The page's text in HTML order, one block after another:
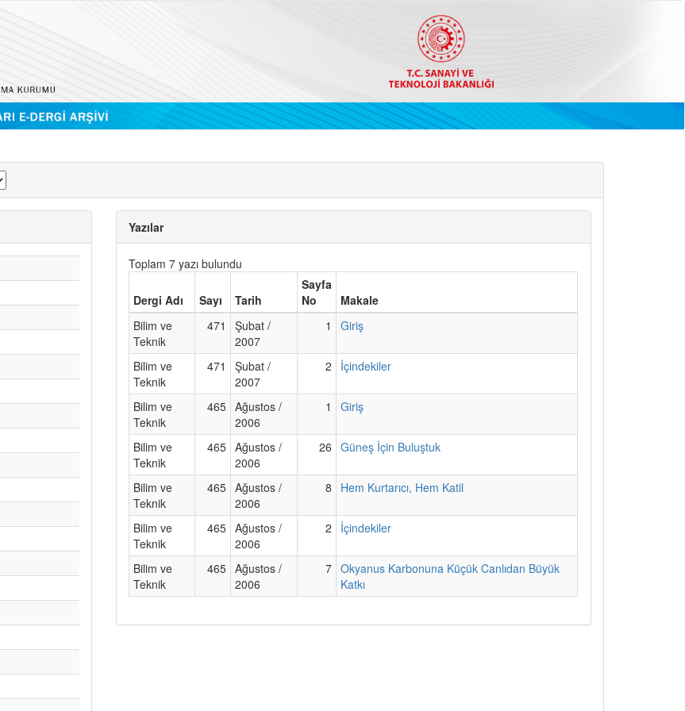
Yazılar
Toplam 7 yazı bulundu
Dergi Adı Sayı Tarih
Sayfa
No
Makale
Bilim ve
Teknik
471
Şubat /
2007
1 Giriş
Bilim ve
Teknik
471
Şubat /
2007
2 İçindekiler
Bilim ve
Teknik
465 Ağustos /
2006
1 Giriş
Bilim ve
Teknik
465 Ağustos /
2006
26 Güneş İçin Buluştuk
Bilim ve
Teknik
465 Ağustos /
2006
8 Hem Kurtarıcı, Hem Katil
Bilim ve
Teknik
465 Ağustos /
2006
2 İçindekiler
Bilim ve
Teknik
465 Ağustos /
2006
7 Okyanus Karbonuna Küçük Canlıdan Büyük
Katkı